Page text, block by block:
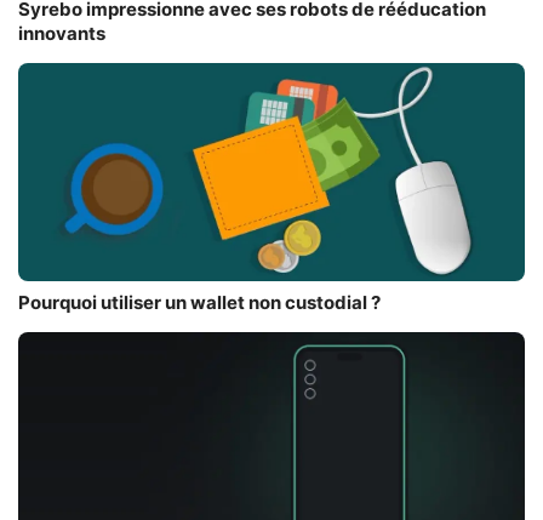
Syrebo impressionne avec ses robots de rééducation
innovants
Pourquoi utiliser un wallet non custodial ?